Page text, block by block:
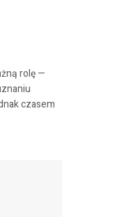
rolę —
czasem